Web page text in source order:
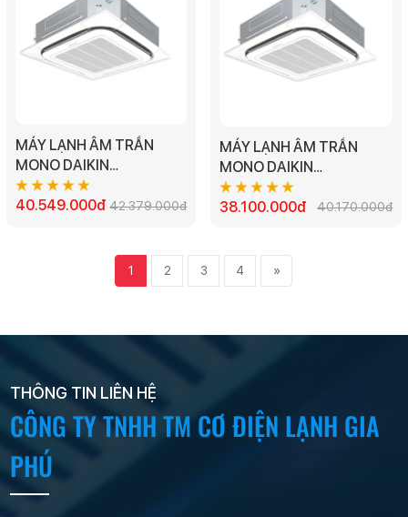
MÁY LẠNH ÂM TRẦN
MONO DAIKIN
FCC140AV1V - 5.5HP 3
PHA
40.549.000đ 42.379.000đ
MÁY LẠNH ÂM TRẦN
MONO DAIKIN
FCC125AV1V - 5.0HP 3
PHA
38.100.000đ 40.170.000đ
1 2 3 4 »
THÔNG TIN LIÊN HỆ
CÔNG TY TNHH TM CƠ ĐIỆN LẠNH GIA
PHÚ